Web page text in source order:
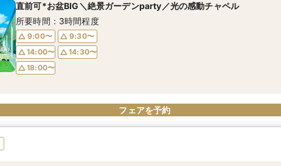
直前可*お盆BIG＼絶景ガーデンparty／光の感動チャペル
所要時間：3時間程度
9:00〜
9:30〜
14:00〜
14:30〜
18:00〜
フェアを予約